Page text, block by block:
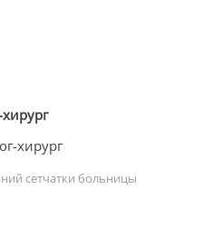
сетчатки больницы